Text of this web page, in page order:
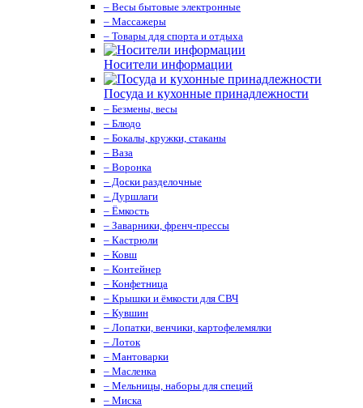
– Весы бытовые электронные
– Массажеры
– Товары ддя спорта и отдыха
Носители информации
Посуда и кухонные принадлежности
– Безмены, весы
– Блюдо
– Бокалы, кружки, стаканы
– Ваза
– Воронка
– Доски разделочные
– Дуршлаги
– Ёмкость
– Заварники, френч-прессы
– Кастрюли
– Ковш
– Контейнер
– Конфетница
– Крышки и ёмкости для СВЧ
– Кувшин
– Лопатки, венчики, картофелемялки
– Лоток
– Мантоварки
– Масленка
– Мельницы, наборы для специй
– Миска